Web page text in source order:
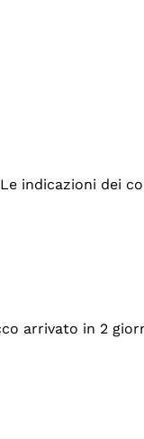
indicazioni dei
arrivato in 2